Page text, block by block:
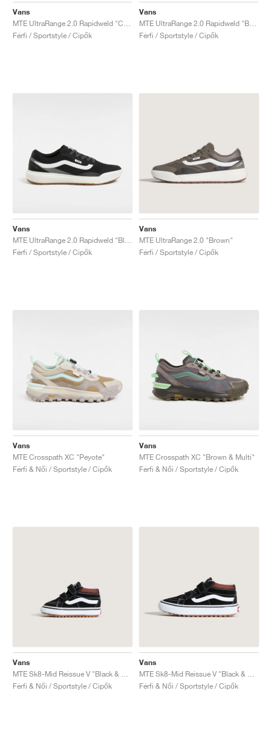
Vans
Férfi / Sportstyle / Cipők
Vans
Férfi / Sportstyle / Cipők
Vans
Férfi / Sportstyle / Cipők
Vans
MTE UltraRange 2.0 "Brown"
Férfi / Sportstyle / Cipők
Vans
MTE Crosspath XC "Peyote"
Férfi & Női / Sportstyle / Cipők
Vans
MTE Crosspath XC "Brown & Multi"
Férfi & Női / Sportstyle / Cipők
Vans
Férfi & Női / Sportstyle / Cipők
Vans
Férfi & Női / Sportstyle / Cipők